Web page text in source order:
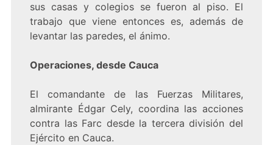
sus casas y colegios se fueron al piso. El
trabajo que viene entonces es, además de
levantar las paredes, el ánimo.
Operaciones, desde Cauca
El comandante de las Fuerzas Militares,
almirante Édgar Cely, coordina las acciones
contra las Farc desde la tercera división del
Ejército en Cauca.